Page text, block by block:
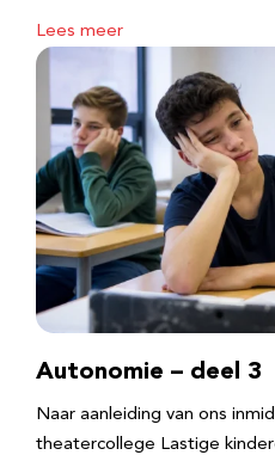
Lees meer
Autonomie – deel 3
Naar aanleiding van ons
theatercollege Lastige